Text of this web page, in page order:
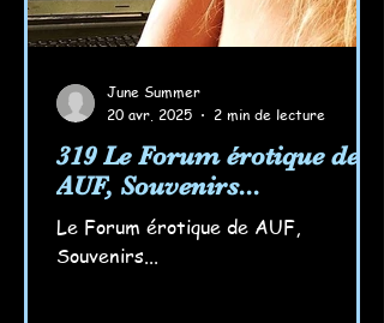
319 Le Forum érotique de
AUF, Souvenirs...
Le Forum érotique de AUF,
Souvenirs...
June Summer
20 avr. 2025
2 min de lecture